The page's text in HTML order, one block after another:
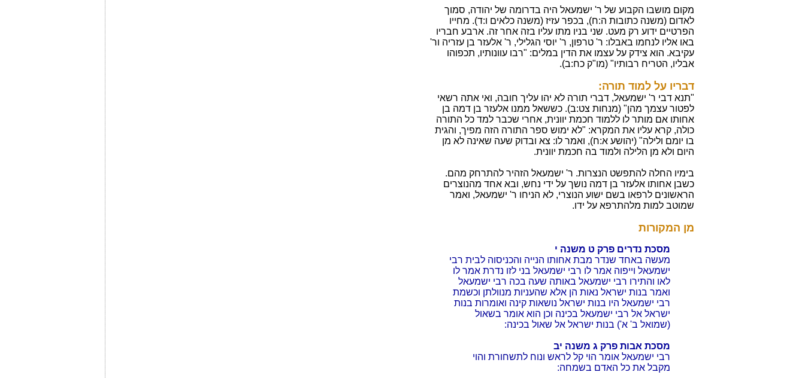
מקום מושבו הקבוע של ר' ישמעאל היה בדרומה של יהודה, סמוך
לאדום (משנה כתובות ה:ח), בכפר עזיז (משנה כלאים ו:ד). מחייו
הפרטיים ידוע רק מעט. שני בניו מתו עליו בזה אחר זה. ארבע חבריו
באו אליו לנחמו באבלו: ר' טרפון, ר' יוסי הגלילי, ר' אלעזר בן עזריה ור'
עקיבא. הוא צידק על עצמו את הדין במלים: "רבו עוונותיו, תכפוהו
אבליו, הטריח רבותיו" (מו"ק כח:ב).
דבריו על למוד תורה:
"תנא דבי ר' ישמעאל, דברי תורה לא יהו עליך חובה, ואי אתה רשאי
לפטור עצמך מהן" (מנחות צט:ב). כששאל ממנו אלעזר בן דמה בן
אחותו אם מותר לו ללמוד חכמת יוונית, אחרי שכבר למד כל התורה
כולה, קרא עליו את המקרא: "לא ימוש ספר התורה הזה מפיך, והגית
בו יומם ולילה" (יהושע א:ח), ואמר לו: צא ובדוק שעה שאינה לא מן
היום ולא מן הלילה ולמוד בה חכמת יוונית.
בימיו החלה להתפשט הנצרות. ר' ישמעאל הזהיר להתרחק מהם.
כשבן אחותו אלעזר בן דמה נושך על ידי נחש, ובא אחד מהנוצרים
הראשונים לרפאו בשם ישוע הנוצרי, לא הניחו ר' ישמעאל, ואמר
שמוטב למות מלהתרפא על ידו.
מן המקורות
מסכת נדרים פרק ט משנה י
מעשה באחד שנדר מבת אחותו הנייה והכניסוה לבית רבי
ישמעאל וייפוה אמר לו רבי ישמעאל בני לזו נדרת אמר לו
לאו והתירו רבי ישמעאל באותה שעה בכה רבי ישמעאל
ואמר בנות ישראל נאות הן אלא שהעניות מנוולתן וכשמת
רבי ישמעאל היו בנות ישראל נושאות קינה ואומרות בנות
ישראל אל רבי ישמעאל בכינה וכן הוא אומר בשאול
(שמואל ב' א') בנות ישראל אל שאול בכינה:
מסכת אבות פרק ג משנה יב
רבי ישמעאל אומר הוי קל לראש ונוח לתשחורת והוי
מקבל את כל האדם בשמחה: